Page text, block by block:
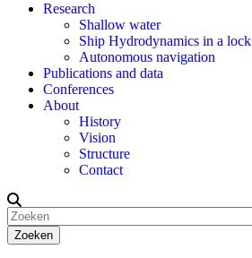
Research
Shallow water
Ship Hydrodynamics in a lock
Autonomous navigation
Publications and data
Conferences
About
History
Vision
Structure
Contact
Zoeken